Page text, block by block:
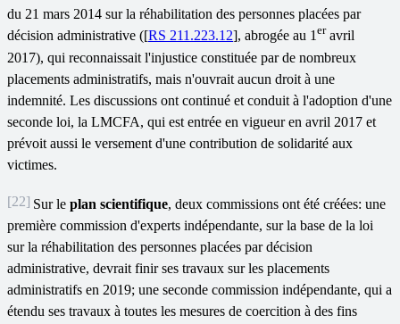
du 21 mars 2014 sur la réhabilitation des personnes placées par
décision administrative ([RS 211.223.12], abrogée au 1 eravril
2017), qui reconnaissait l'injustice constituée par de nombreux
placements administratifs, mais n'ouvrait aucun droit à une
indemnité. Les discussions ont continué et conduit à l'adoption d'une
seconde loi, la LMCFA, qui est entrée en vigueur en avril 2017 et
prévoit aussi le versement d'une contribution de solidarité aux
victimes.
[22] Sur le plan scientifique, deux commissions ont été créées: une
première commission d'experts indépendante, sur la base de la loi
sur la réhabilitation des personnes placées par décision
administrative, devrait finir ses travaux sur les placements
administratifs en 2019; une seconde commission indépendante, qui a
étendu ses travaux à toutes les mesures de coercition à des fins